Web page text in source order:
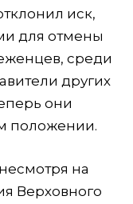
иск,
для отмены
среди
других
они
положении.
на
Верховного